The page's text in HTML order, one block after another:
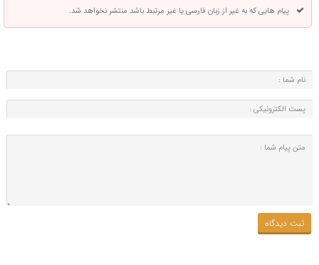
پیام هایی که به غیر از زبان فارسی یا غیر مرتبط باشد منتشر نخواهد شد.